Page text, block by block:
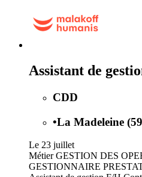
Assistant de
CDD
•La Madeleine
Le 23 juillet
Métier GESTION DES
GESTIONNAIRE